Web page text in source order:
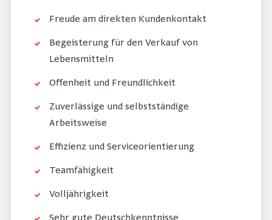
Freude am direkten Kundenkontakt
Begeisterung für den Verkauf von
Lebensmitteln
Offenheit und Freundlichkeit
Zuverlässige und selbstständige
Arbeitsweise
Effizienz und Serviceorientierung
Teamfähigkeit
Volljährigkeit